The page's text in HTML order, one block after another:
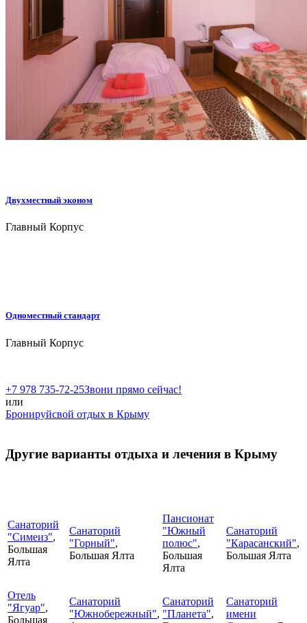
Двухместный эконом
Главный Корпус
Одноместный стандарт
Главный Корпус
+7 978 735-72-25Звони прямо сейчас!
или
Бронируйсвой отдых в Крыму
Другие варианты отдыха и лечения в Крыму
Санаторий
"Симеиз",
Большая
Ялта
Санаторий
"Горный",
Большая Ялта
Пансионат
"Южный
полюс",
Большая
Ялта
Санаторий
"Карасанский",
Большая Ялта
Отель
"Ягуар",
Большая
Санаторий
"Южнобережный",
Санаторий
"Планета",
Санаторий
имени